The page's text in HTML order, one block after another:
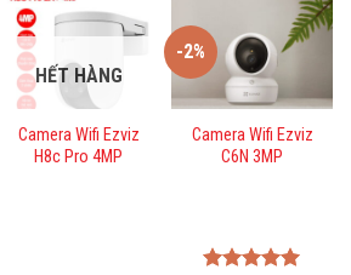
HẾT HÀNG
Camera Wifi Ezviz
H8c Pro 4MP
-2%
Camera Wifi Ezviz
C6N 3MP